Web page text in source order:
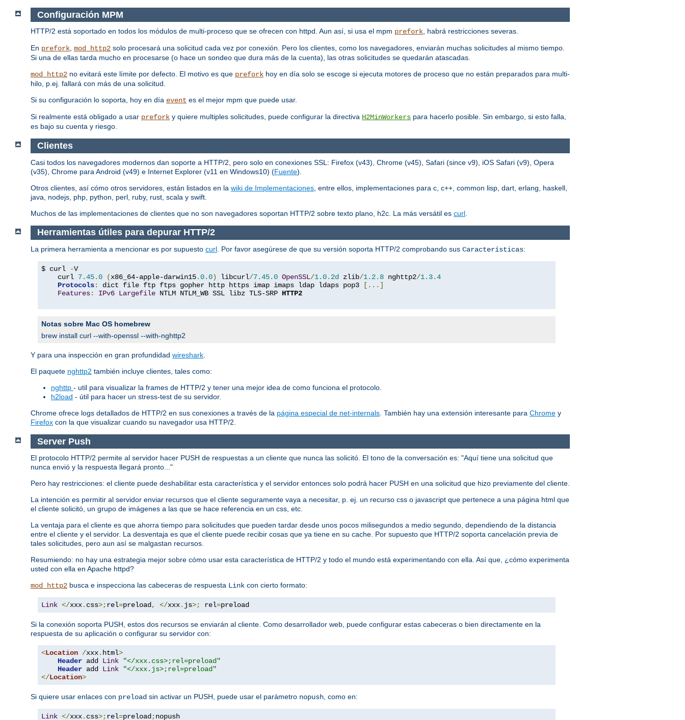
Configuración MPM
HTTP/2 está soportado en todos los módulos de multi-proceso que se ofrecen con httpd. Aun así, si usa el mpm prefork, habrá restricciones severas.
En prefork, mod_http2 solo procesará una solicitud cada vez por conexión. Pero los clientes, como los navegadores, enviarán muchas solicitudes al mismo tiempo.
Si una de ellas tarda mucho en procesarse (o hace un sondeo que dura más de la cuenta), las otras solicitudes se quedarán atascadas.
mod_http2 no evitará este límite por defecto. El motivo es que prefork hoy en día solo se escoge si ejecuta motores de proceso que no están preparados para multi-
hilo, p.ej. fallará con más de una solicitud.
Si su configuración lo soporta, hoy en día event es el mejor mpm que puede usar.
Si realmente está obligado a usar prefork y quiere multiples solicitudes, puede configurar la directiva H2MinWorkers para hacerlo posible. Sin embargo, si esto falla,
es bajo su cuenta y riesgo.
Clientes
Casi todos los navegadores modernos dan soporte a HTTP/2, pero solo en conexiones SSL: Firefox (v43), Chrome (v45), Safari (since v9), iOS Safari (v9), Opera
(v35), Chrome para Android (v49) e Internet Explorer (v11 en Windows10) (Fuente).
Otros clientes, así cómo otros servidores, están listados en la wiki de Implementaciones , entre ellos, implementaciones para c, c++, common lisp, dart, erlang, haskell,
java, nodejs, php, python, perl, ruby, rust, scala y swift.
Muchos de las implementaciones de clientes que no son navegadores soportan HTTP/2 sobre texto plano, h2c. La más versátil es curl
Herramientas útiles para depurar HTTP/2
La primera herramienta a mencionar es por supuesto curl . Por favor asegúrese de que su versión soporta HTTP/2 comprobando sus Características:
$ curl -V
    curl
7.45.0 (x86_64-apple-darwin15.0.0) libcurl/7.45.0 OpenSSL/1.0. 2d zlib/1.2. 8 nghttp2/1.3.4
Protocols: dict file ftp ftps gopher http https imap imaps ldap ldaps pop3
[...]
Features: IPv6 Largefile NTLM NTLM_WB SSL libz TLS-SRP HTTP2
Notas sobre Mac OS homebrew
brew install curl --with-openssl --with-nghttp2
Y para una inspección en gran profundidad wireshark
El paquete nghttp2 también incluye clientes, tales como:
nghttp - util para visualizar la frames de HTTP/2 y tener una mejor idea de como funciona el protocolo.
h2load - útil para hacer un stress-test de su servidor.
Chrome ofrece logs detallados de HTTP/2 en sus conexiones a través de la página especial de net-internals . También hay una extensión interesante para Chrome y
Firefox con la que visualizar cuando su navegador usa HTTP/2.
Server Push
El protocolo HTTP/2 permite al servidor hacer PUSH de respuestas a un cliente que nunca las solicitó. El tono de la conversación es: "Aquí tiene una solicitud que
nunca envió y la respuesta llegará pronto..."
Pero hay restricciones: el cliente puede deshabilitar esta característica y el servidor entonces solo podrá hacer PUSH en una solicitud que hizo previamente del cliente.
La intención es permitir al servidor enviar recursos que el cliente seguramente vaya a necesitar, p. ej. un recurso css o javascript que pertenece a una página html que
el cliente solicitó, un grupo de imágenes a las que se hace referencia en un css, etc.
La ventaja para el cliente es que ahorra tiempo para solicitudes que pueden tardar desde unos pocos milisegundos a medio segundo, dependiendo de la distancia
entre el cliente y el servidor. La desventaja es que el cliente puede recibir cosas que ya tiene en su cache. Por supuesto que HTTP/2 soporta cancelación previa de
tales solicitudes, pero aun así se malgastan recursos.
Resumiendo: no hay una estrategia mejor sobre cómo usar esta característica de HTTP/2 y todo el mundo está experimentando con ella. Así que, ¿cómo experimenta
usted con ella en Apache httpd?
mod_http2 busca e inspecciona las cabeceras de respuesta Link con cierto formato:
Link </xxx. css>;rel=preload, </xxx. js>; rel=preload
Si la conexión soporta PUSH, estos dos recursos se enviarán al cliente. Como desarrollador web, puede configurar estas cabeceras o bien directamente en la
respuesta de su aplicación o configurar su servidor con:
<Location /xxx. html>
Header add Link
"</xxx.css>;rel=preload"
Header add Link
"</xxx.js>;rel=preload"
</Location>
Si quiere usar enlaces con preload sin activar un PUSH, puede usar el parámetro nopush, como en:
Link </xxx. css>;rel=preload;nopush